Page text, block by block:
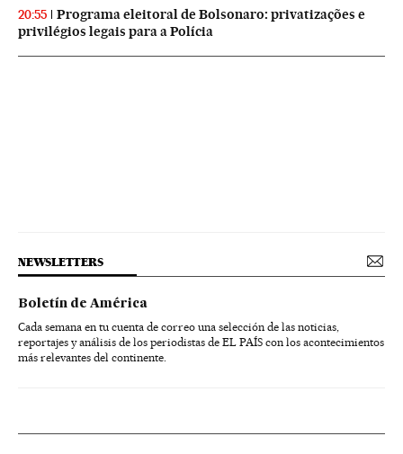
20:55
Programa eleitoral de Bolsonaro: privatizações e
privilégios legais para a Polícia
NEWSLETTERS
Boletín de América
Cada semana en tu cuenta de correo una selección de las noticias,
reportajes y análisis de los periodistas de EL PAÍS con los acontecimientos
más relevantes del continente.